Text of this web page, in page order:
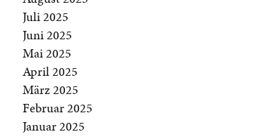
Juli 2025
Juni 2025
Mai 2025
April 2025
März 2025
Februar 2025
Januar 2025